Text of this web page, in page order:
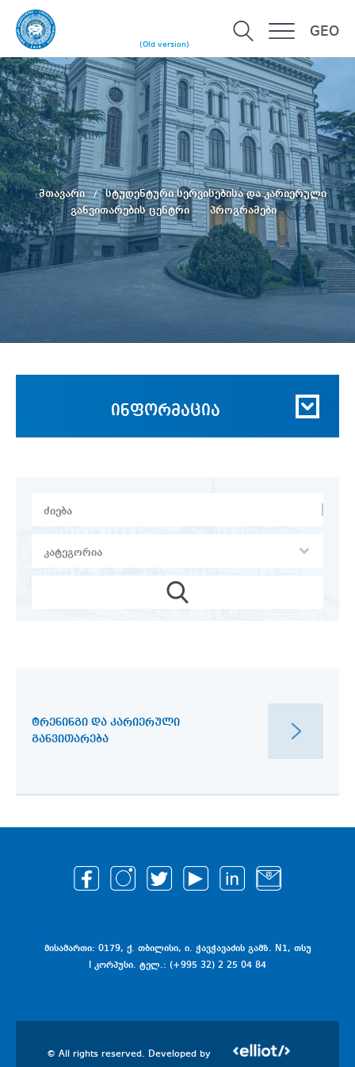
(Old version)
GEO
მთავარი
სტუდენტური სერვისებისა და კარიერული
განვითარების ცენტრი
პროგრამები
ინფორმაცია
ᲢᲠᲔᲜᲘᲜᲒᲘ ᲓᲐ ᲙᲐᲠᲘᲔᲠᲣᲚᲘ
ᲒᲐᲜᲕᲘᲗᲐᲠᲔᲑᲐ
მისამართი: 0179, ქ. თბილისი, ი. ჭავჭავაძის გამზ. N1, თსუ
I კორპუსი. ტელ.: (+995 32) 2 25 04 84
© All rights reserved. Developed by